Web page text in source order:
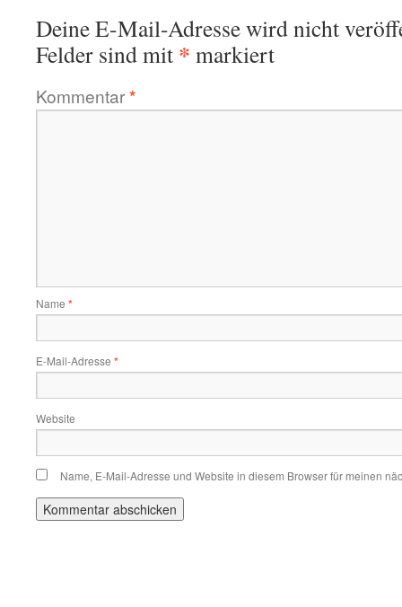
Deine E-Mail-Adresse wird nicht
Felder sind mit * markiert
Kommentar*
Name *
E-Mail-Adresse *
Website
Name, E-Mail-Adresse und Website in diesem Browser für meinen